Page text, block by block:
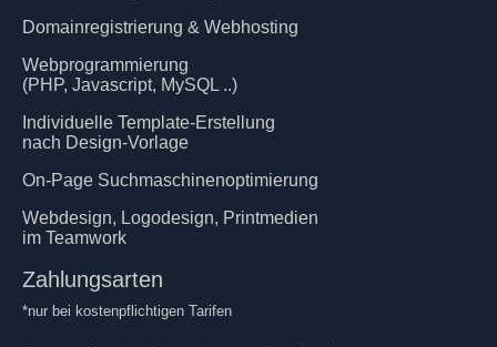
Domainregistrierung & Webhosting
Webprogrammierung
(PHP, Javascript, MySQL ..)
Individuelle Template-Erstellung
nach Design-Vorlage
On-Page Suchmaschinenoptimierung
Webdesign, Logodesign, Printmedien
im Teamwork
Zahlungsarten
*nur bei kostenpflichtigen Tarifen